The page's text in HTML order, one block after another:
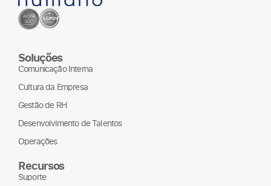
Soluções
Comunicação Interna
Cultura da Empresa
Gestão de RH
Desenvolvimento de Talentos
Operações
Recursos
Suporte